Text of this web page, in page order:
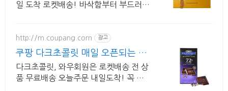
일 도착 로켓배송! 바삭함부터 부드러움
http://m.coupang.com 광고
쿠팡 다크초콜릿 매일 오픈되는 와
우회원 특가
다크초콜릿, 와우회원은 로켓배송 전 상
품 무료배송 오늘주문 내일도착! 꼭 필